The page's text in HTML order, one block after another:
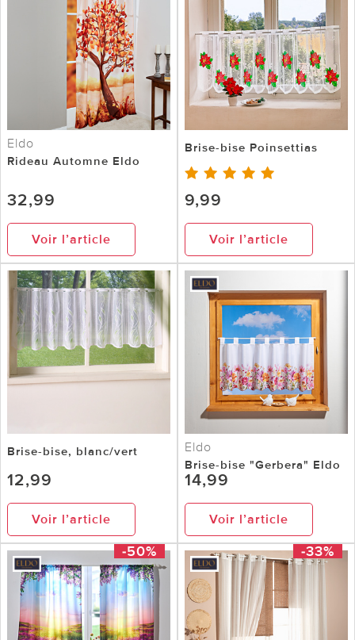
Eldo
Rideau Automne Eldo
32,99
Voir l’article
Brise-bise Poinsettias
9,99
Voir l’article
Brise-bise, blanc/vert
12,99
Voir l’article
Eldo
Brise-bise "Gerbera" Eldo
14,99
Voir l’article
-50% -33%